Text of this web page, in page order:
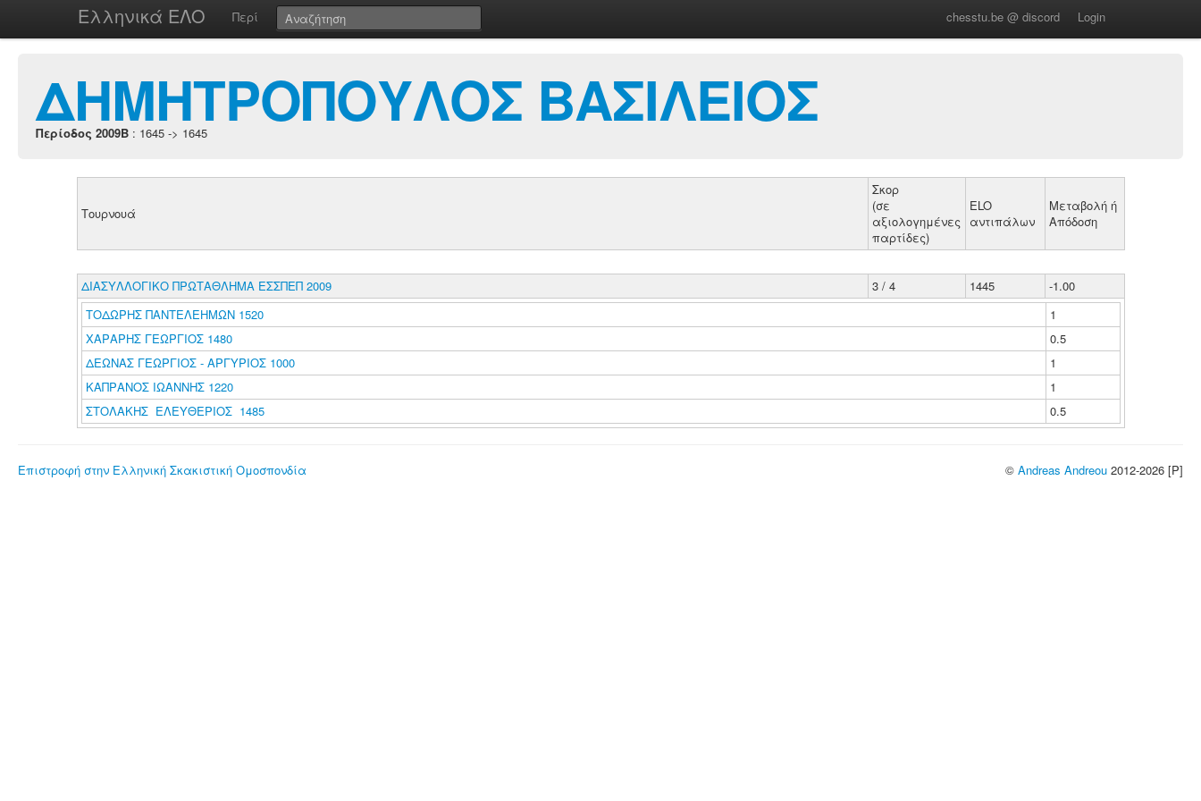
Ελληνικά ΕΛΟ Περί chesstu.be @ discord Login
ΔΗΜΗΤΡΟΠΟΥΛΟΣ ΒΑΣΙΛΕΙΟΣ
Περίοδος 2009B : 1645 -> 1645
Τουρνουά
Σκορ
(σε
αξιολογημένες
παρτίδες)
ELO
αντιπάλων
Μεταβολή ή
Απόδοση
ΔΙΑΣΥΛΛΟΓΙΚΟ ΠΡΩΤΑΘΛΗΜΑ ΕΣΣΠΕΠ 2009 3 / 4 1445
-1.00
ΤΟΔΩΡΗΣ ΠΑΝΤΕΛΕΗΜΩΝ 1520
1
ΧΑΡΑΡΗΣ ΓΕΩΡΓΙΟΣ 1480
0.5
ΔΕΩΝΑΣ ΓΕΩΡΓΙΟΣ - ΑΡΓΥΡΙΟΣ 1000
1
ΚΑΠΡΑΝΟΣ ΙΩΑΝΝΗΣ 1220
1
ΣΤΟΛΑΚΗΣ ΕΛΕΥΘΕΡΙΟΣ 1485
0.5
Επιστροφή στην Ελληνική Σκακιστική Ομοσπονδία © Andreas Andreou 2012-2026 [P]